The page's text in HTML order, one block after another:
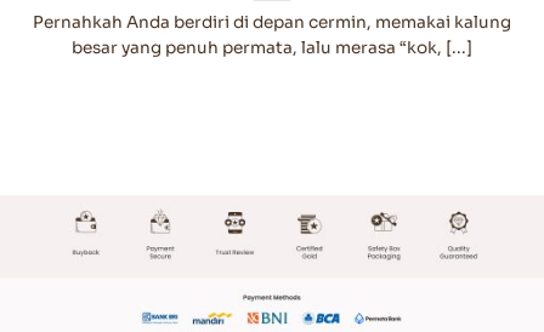
Pernahkah Anda berdiri di depan cermin, memakai kalung
besar yang penuh permata, lalu merasa “kok, [...]